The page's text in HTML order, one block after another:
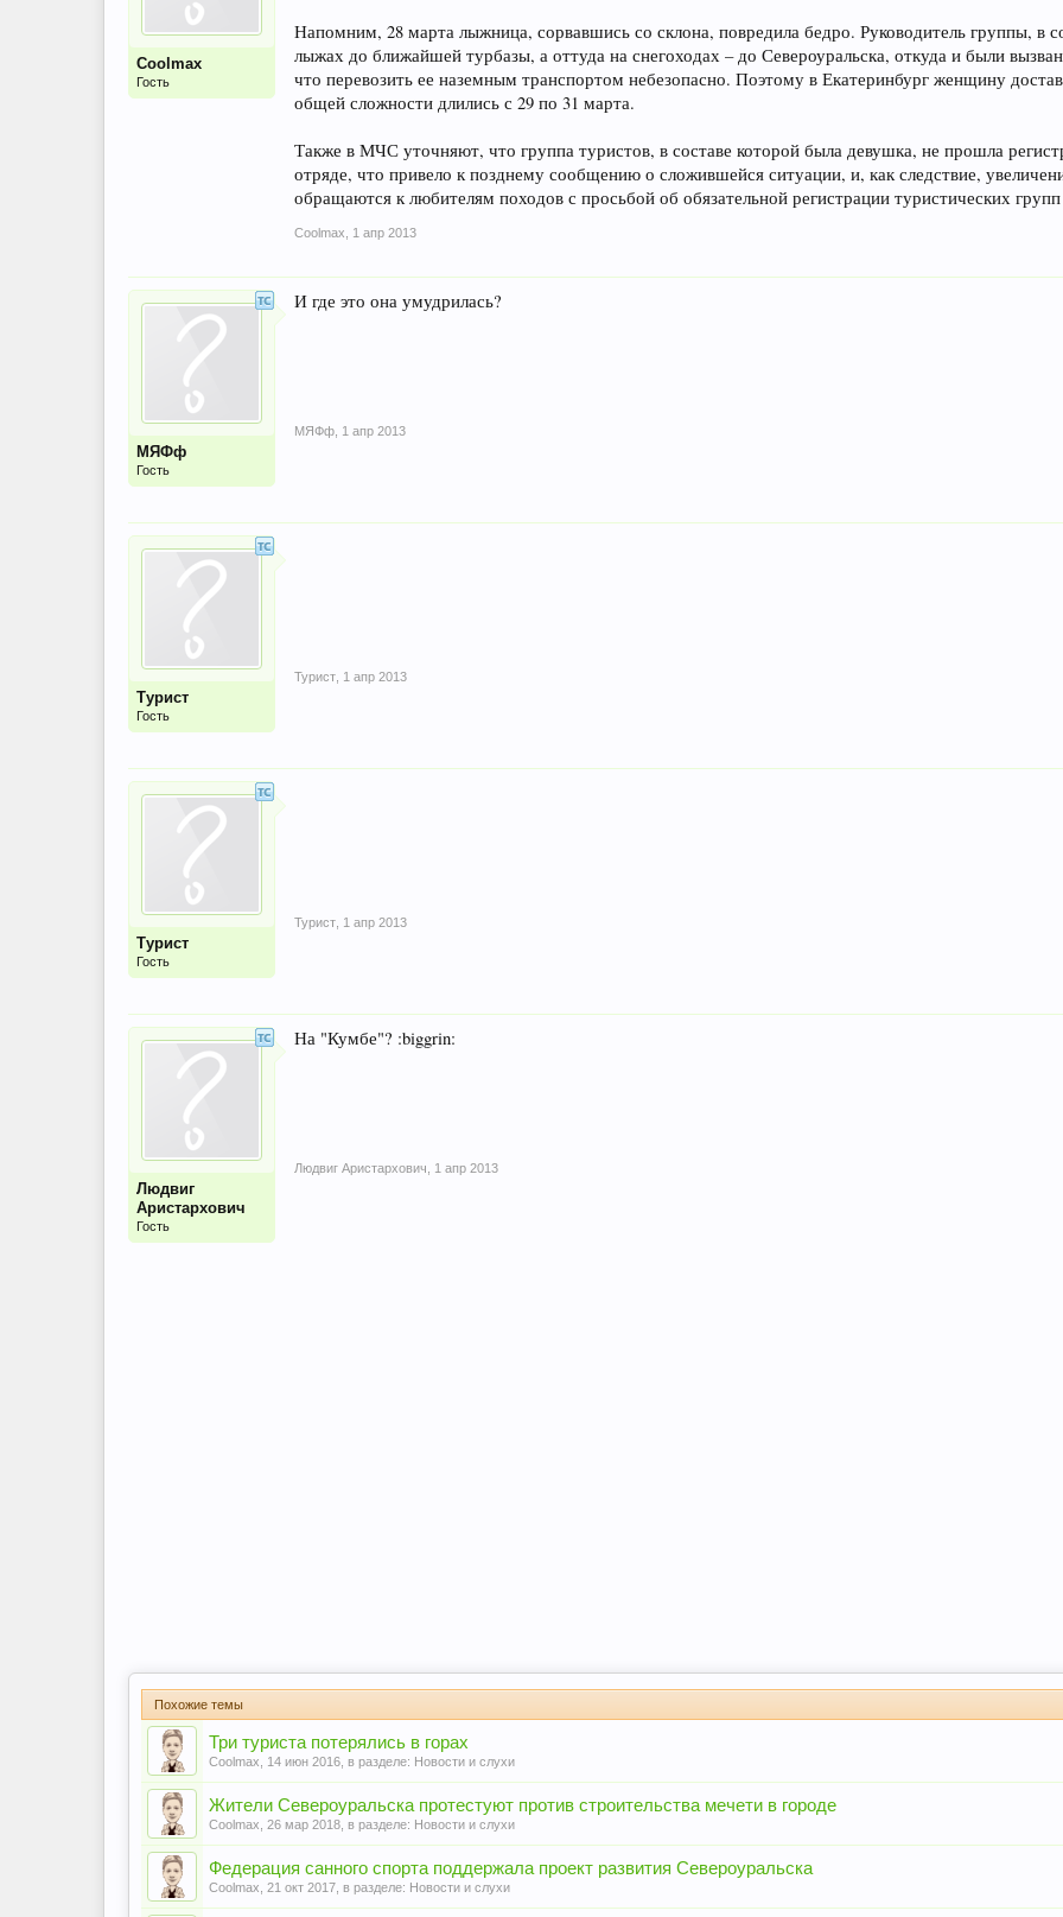
Coolmax
Гость
Напомним, 28 марта лыжница, сорвавшись со склона, повредила бедро. Руководитель группы, в
лыжах до ближайшей турбазы, а оттуда на снегоходах – до Североуральска, откуда и были
что перевозить ее наземным транспортом небезопасно. Поэтому в Екатеринбург женщину
общей сложности длились с 29 по 31 марта.
Также в МЧС уточняют, что группа туристов, в составе которой была девушка, не прошла
отряде, что привело к позднему сообщению о сложившейся ситуации, и, как следствие,
обращаются к любителям походов с просьбой об обязательной регистрации туристических
Coolmax 1 апр 2013
МЯФф
Гость
И где это она умудрилась?
МЯФф 1 апр 2013
Турист
Гость
Турист 1 апр 2013
Турист
Гость
Турист 1 апр 2013
Людвиг
Аристархович
Гость
На "Кумбе"? :biggrin:
Людвиг Аристархович 1 апр 2013
Похожие темы
Три туриста потерялись в горах
Coolmax 14 июн 2016 , в разделе: Новости и слухи
Жители Североуральска протестуют против строительства мечети в городе
Coolmax 26 мар 2018 , в разделе: Новости и слухи
Федерация санного спорта поддержала проект развития Североуральска
Coolmax 21 окт 2017 , в разделе: Новости и слухи